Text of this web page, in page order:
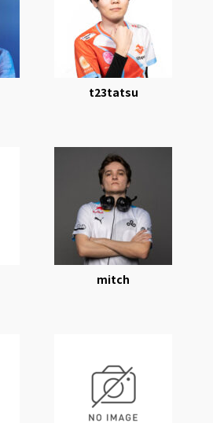
t23tatsu
mitch